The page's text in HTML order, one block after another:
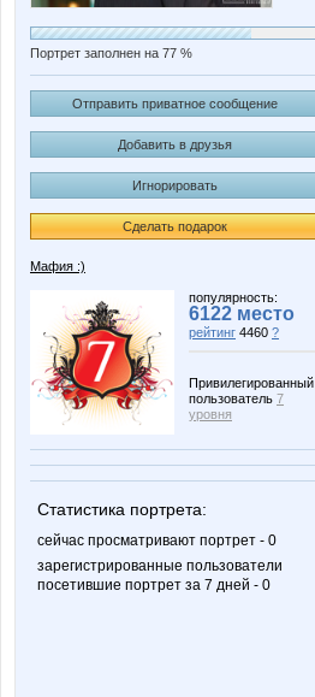
Портрет заполнен на 77 %
Отправить приватное сообщение
Добавить в друзья
Игнорировать
Сделать подарок
Мафия :)
популярность:
6122 место
рейтинг 4460 ?
Привилегированный
пользователь 7
уровня
Статистика портрета:
сейчас просматривают портрет - 0
зарегистрированные пользователи
посетившие портрет за 7 дней - 0